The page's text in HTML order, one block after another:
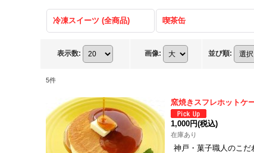
冷凍スイーツ (全商品) 喫茶缶
表示数: 画像: 並び順:
5件
窯焼きスフレホットケ
1,000円(税込)
在庫あり
神戸・菓子職人のこ